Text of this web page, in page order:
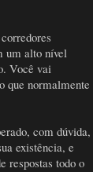
um alto nível
Você vai
que normalmente
com dúvida,
existência, e
respostas todo o